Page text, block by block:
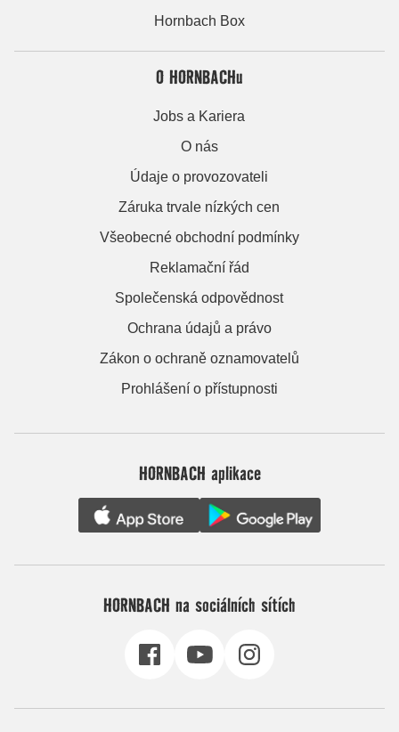
Hornbach Box
O HORNBACHu
Jobs a Kariera
O nás
Údaje o provozovateli
Záruka trvale nízkých cen
Všeobecné obchodní podmínky
Reklamační řád
Společenská odpovědnost
Ochrana údajů a právo
Zákon o ochraně oznamovatelů
Prohlášení o přístupnosti
HORNBACH aplikace
HORNBACH na sociálních sítích